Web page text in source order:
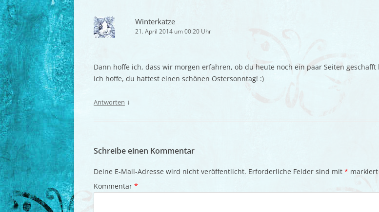
Winterkatze
21. April 2014 um 00:20 Uhr
Dann hoffe ich, dass wir morgen erfahren, ob du heute noch ein paar Seiten geschafft
Ich hoffe, du hattest einen schönen Ostersonntag! :)
Antworten ↓
Schreibe einen Kommentar
Deine E-Mail-Adresse wird nicht veröffentlicht. Erforderliche Felder sind mit * markiert
Kommentar *